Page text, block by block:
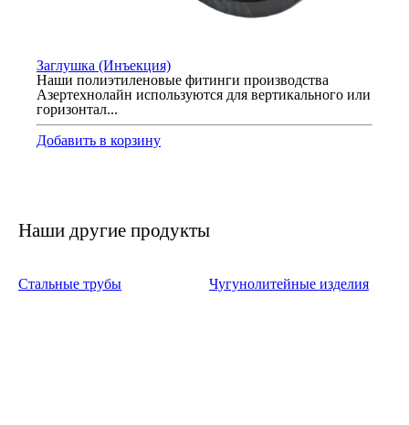
Заглушка (Инъекция)
Наши полиэтиленовые фитинги производства
Азертехнолайн используются для вертикального или
горизонтал...
Добавить в корзину
Наши другие продукты
Стальные трубы Чугунолитейные изделия